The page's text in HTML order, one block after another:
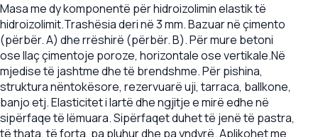
Masa me dy komponentë për hidroizolimin elastik të
hidroizolimit.Trashësia deri në 3 mm. Bazuar në çimento
(përbër. A) dhe rrëshirë (përbër. B). Për mure betoni
ose llaç çimentoje poroze, horizontale ose vertikale.Në
mjedise të jashtme dhe të brendshme. Për pishina,
struktura nëntokësore, rezervuarë uji, tarraca, ballkone,
banjo etj. Elasticitet i lartë dhe ngjitje e mirë edhe në
sipërfaqe të lëmuara. Sipërfaqet duhet të jenë të pastra,
të thata, të forta, pa pluhur dhe pa yndyrë. Aplikohet me